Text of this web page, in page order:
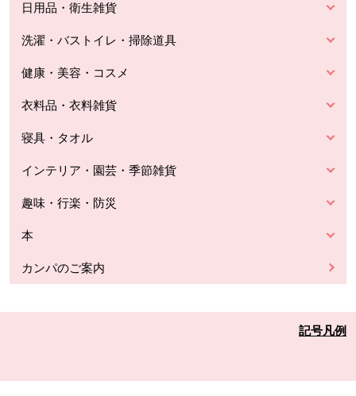
日用品・衛生雑貨
洗濯・バストイレ・掃除道具
健康・美容・コスメ
衣料品・衣料雑貨
寝具・タオル
インテリア・園芸・季節雑貨
趣味・行楽・防災
本
カンパのご案内
記号凡例